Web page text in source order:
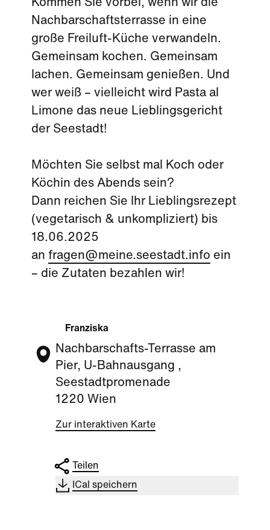
Franziska
Nachbarschafts-Terrasse am
Pier, U-Bahnausgang ,
Seestadtpromenade
1220 Wien
Zur interaktiven Karte
Teilen
ICal speichern
Kommen Sie vorbei, wenn wir die
Nachbarschaftsterrasse in eine
große Freiluft-Küche verwandeln.
Gemeinsam kochen. Gemeinsam
lachen. Gemeinsam genießen. Und
wer weiß – vielleicht wird Pasta al
Limone das neue Lieblingsgericht
der Seestadt!
Möchten Sie selbst mal Koch oder
Köchin des Abends sein?
Dann reichen Sie Ihr Lieblingsrezept
(vegetarisch & unkompliziert) bis
18.06.2025
an fragen@meine.seestadt.info ein
– die Zutaten bezahlen wir!